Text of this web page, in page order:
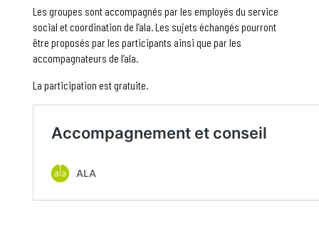
Les groupes sont accompagnés par les employés du service
social et coordination de l’ala. Les sujets échangés pourront
être proposés par les participants ainsi que par les
accompagnateurs de l’ala.
La participation est gratuite.